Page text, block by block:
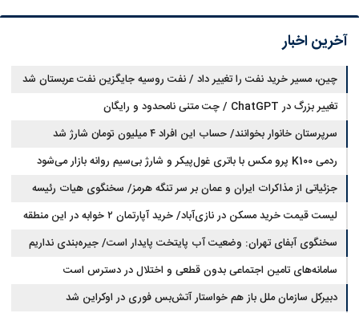
آخرین اخبار
چین، مسیر خرید نفت را تغییر داد / نفت روسیه جایگزین نفت عربستان شد
تغییر بزرگ در ChatGPT / چت متنی نامحدود و رایگان
سرپرستان خانوار بخوانند/ حساب این افراد ۴ میلیون تومان شارژ شد
ردمی K100 پرو مکس با باتری غول‌پیکر و شارژ بی‌سیم روانه بازار می‌شود
جزئیاتی از مذاکرات ایران و عمان بر سر تنگه هرمز/ سخنگوی هیات رئیسه
مجلس: بیانیه‌ای شامل تصحیح مسیر تردد دریایی در تنگه، در آستانه نهایی شدن
است
لیست قیمت خرید مسکن در نازی‌آباد/ خرید آپارتمان ۲ خوابه در این منطقه
چقدر سرمایه نیاز دارد؟ + جدول مردادماه ۱۴۰۵
سخنگوی آبفای تهران: وضعیت آب پایتخت پایدار است/ جیره‌بندی نداریم
سامانه‌های تامین اجتماعی بدون قطعی و اختلال در دسترس است
دبیرکل سازمان ملل باز هم خواستار آتش‌بس فوری در اوکراین شد